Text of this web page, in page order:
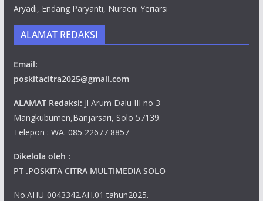
Aryadi, Endang Paryanti, Nuraeni Yeriarsi
ALAMAT REDAKSI
Email:
poskitacitra2025@gmail.com
ALAMAT Redaksi: Jl Arum Dalu III no 3
Mangkubumen,Banjarsari, Solo 57139.
Telepon : WA. 085 22677 8857
Dikelola oleh :
PT .POSKITA CITRA MULTIMEDIA SOLO
No.AHU-0043342.AH.01 tahun2025.